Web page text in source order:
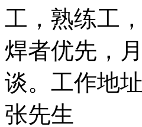
工，熟练工
焊者优先，
谈。工作地
张先生